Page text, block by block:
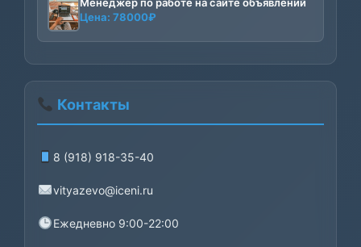
Цена: 78000₽
Контакты
8 (918) 918-35-40
vityazevo@iceni.ru
Ежедневно 9:00-22:00